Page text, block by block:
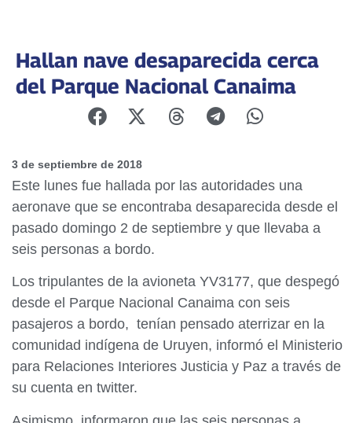
Hallan nave desaparecida cerca
del Parque Nacional Canaima
3 de septiembre de 2018
Este lunes fue hallada por las autoridades una
aeronave que se encontraba desaparecida desde el
pasado domingo 2 de septiembre y que llevaba a
seis personas a bordo.
Los tripulantes de la avioneta YV3177, que despegó
desde el Parque Nacional Canaima con seis
pasajeros a bordo, tenían pensado aterrizar en la
comunidad indígena de Uruyen, informó el Ministerio
para Relaciones Interiores Justicia y Paz a través de
su cuenta en twitter.